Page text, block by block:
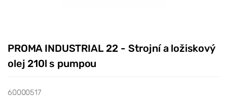
PROMA INDUSTRIAL 22 - Strojní a ložiskový
olej 210l s pumpou
60000517